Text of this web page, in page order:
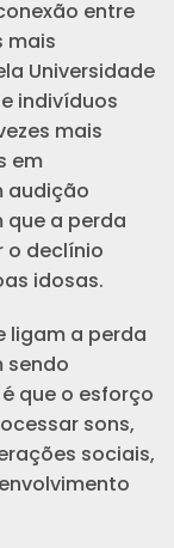
entre
mais
Universidade
indivíduos
mais
em
audição
que a perda
o declínio
idosas.
ligam a perda
sendo
que o esforço
sons,
sociais,